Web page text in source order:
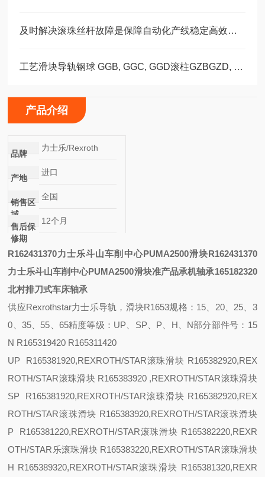
及时解决滚珠丝杆故障是保障自动化产线稳定高效的关键
工艺滑块导轨钢球 GGB, GGC, GGD滚柱GZBGZD, GZV，GGBC/GZBC
产品介绍
品牌
力士乐/Rexroth
产地
进口
销售区
域
全国
售后保
修期
12个月
R162431370力士乐斗山车削中心PUMA2500滑块R162431370
力士乐斗山车削中心PUMA2500滑块准产品承机轴承165182320
北村排刀式车床轴承
供应Rexrothstar力士乐导轨，滑块R1653规格： 15、20、25、3
0、35、55、65精度等级： UP、SP、P、H、N部分部件号： 15
N R165319420 R165311420
UP R165381920,REXROTH/STAR滚珠滑块 R165382920,REX
ROTH/STAR滚珠滑块 R165383920 ,REXROTH/STAR滚珠滑块
SP R165381920,REXROTH/STAR滚珠滑块 R165382920,REX
ROTH/STAR滚珠滑块 R165383920,REXROTH/STAR滚珠滑块
P R165381220,REXROTH/STAR滚珠滑块 R165382220,REXR
OTH/STAR乐滚珠滑块 R165383220,REXROTH/STAR滚珠滑块
H R165389320,REXROTH/STAR滚珠滑块 R165381320,REXR